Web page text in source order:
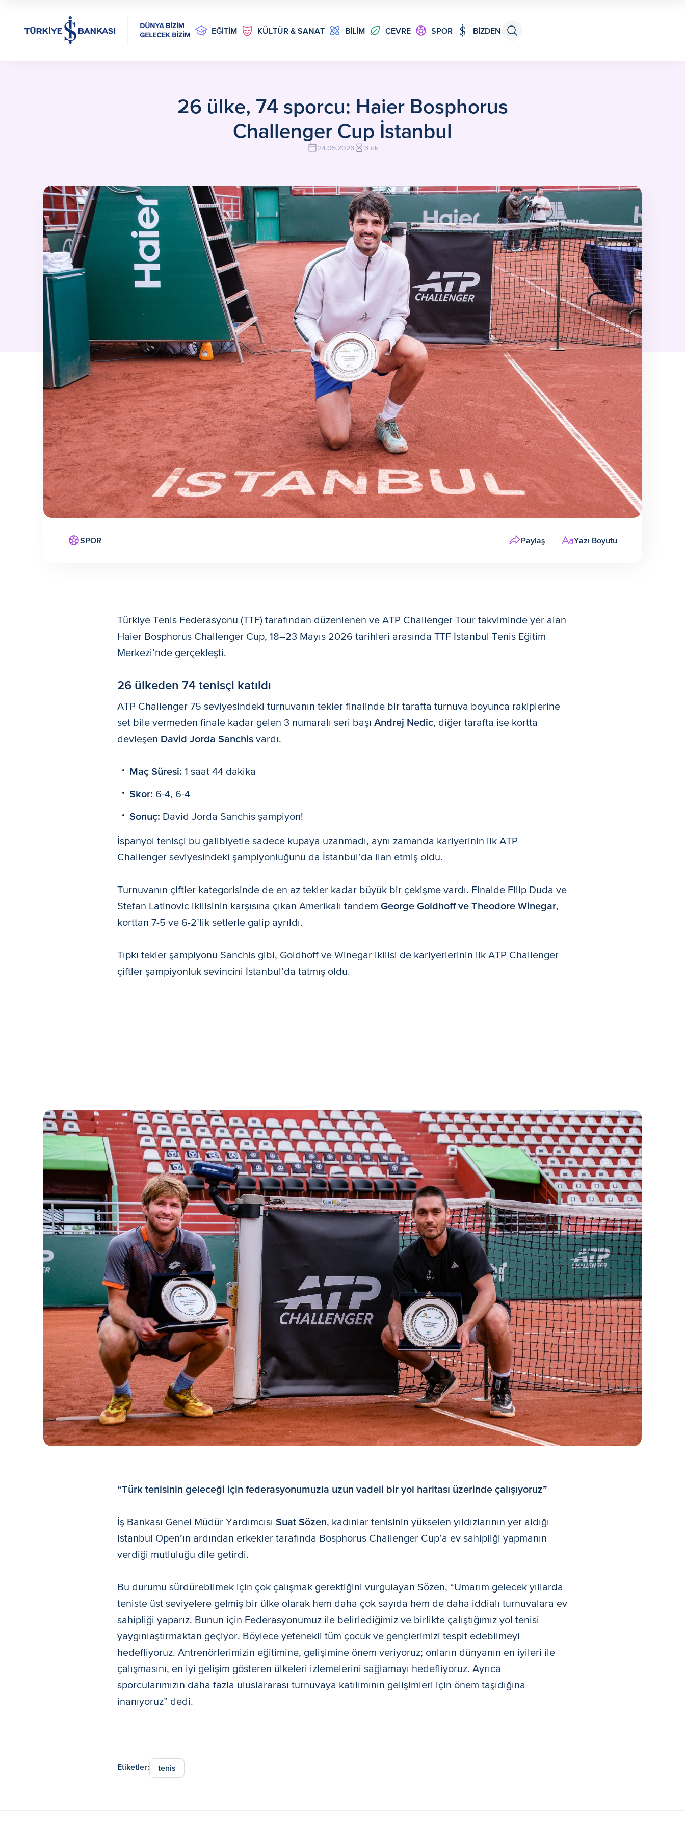
EĞİTİM KÜLTÜR & SANAT BİLİM ÇEVRE SPOR BİZDEN
26 ülke, 74 sporcu: Haier Bosphorus
Challenger Cup İstanbul
24.05.2026 3 dk
SPOR Paylaş Yazı Boyutu
Türkiye Tenis Federasyonu (TTF) tarafından düzenlenen ve ATP Challenger Tour takviminde yer alan
Haier Bosphorus Challenger Cup, 18–23 Mayıs 2026 tarihleri arasında TTF İstanbul Tenis Eğitim
Merkezi’nde gerçekleşti.
26 ülkeden 74 tenisçi katıldı
ATP Challenger 75 seviyesindeki turnuvanın tekler finalinde bir tarafta turnuva boyunca rakiplerine
set bile vermeden finale kadar gelen 3 numaralı seri başı Andrej Nedic, diğer tarafta ise kortta
devleşen David Jorda Sanchis vardı.
Maç Süresi: 1 saat 44 dakika
Skor: 6-4, 6-4
Sonuç: David Jorda Sanchis şampiyon!
İspanyol tenisçi bu galibiyetle sadece kupaya uzanmadı, aynı zamanda kariyerinin ilk ATP
Challenger seviyesindeki şampiyonluğunu da İstanbul’da ilan etmiş oldu.
Turnuvanın çiftler kategorisinde de en az tekler kadar büyük bir çekişme vardı. Finalde Filip Duda ve
Stefan Latinovic ikilisinin karşısına çıkan Amerikalı tandem George Goldhoff ve Theodore Winegar,
korttan 7-5 ve 6-2’lik setlerle galip ayrıldı.
Tıpkı tekler şampiyonu Sanchis gibi, Goldhoff ve Winegar ikilisi de kariyerlerinin ilk ATP Challenger
çiftler şampiyonluk sevincini İstanbul’da tatmış oldu.
“Türk tenisinin geleceği için federasyonumuzla uzun vadeli bir yol haritası üzerinde çalışıyoruz”
İş Bankası Genel Müdür Yardımcısı Suat Sözen, kadınlar tenisinin yükselen yıldızlarının yer aldığı
Istanbul Open’ın ardından erkekler tarafında Bosphorus Challenger Cup’a ev sahipliği yapmanın
verdiği mutluluğu dile getirdi.
Bu durumu sürdürebilmek için çok çalışmak gerektiğini vurgulayan Sözen, “Umarım gelecek yıllarda
teniste üst seviyelere gelmiş bir ülke olarak hem daha çok sayıda hem de daha iddialı turnuvalara ev
sahipliği yaparız. Bunun için Federasyonumuz ile belirlediğimiz ve birlikte çalıştığımız yol tenisi
yaygınlaştırmaktan geçiyor. Böylece yetenekli tüm çocuk ve gençlerimizi tespit edebilmeyi
hedefliyoruz. Antrenörlerimizin eğitimine, gelişimine önem veriyoruz; onların dünyanın en iyileri ile
çalışmasını, en iyi gelişim gösteren ülkeleri izlemelerini sağlamayı hedefliyoruz. Ayrıca
sporcularımızın daha fazla uluslararası turnuvaya katılımının gelişimleri için önem taşıdığına
inanıyoruz” dedi.
Etiketler: tenis